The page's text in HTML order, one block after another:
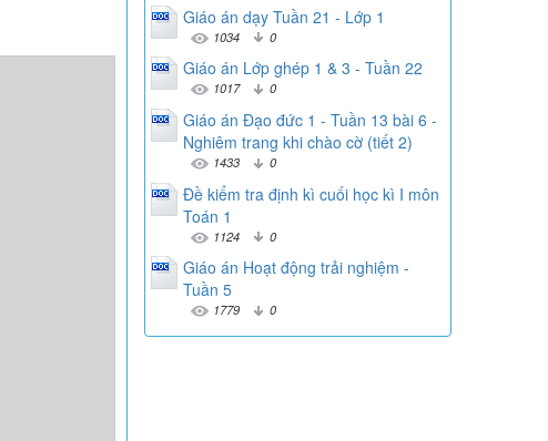
Giáo án dạy Tuần 21 - Lớp 1
1034 0
Giáo án Lớp ghép 1 & 3 - Tuần 22
1017 0
Giáo án Đạo đức 1 - Tuần 13 bài 6 -
Nghiêm trang khi chào cờ (tiết 2)
1433 0
Đề kiểm tra định kì cuối học kì I môn
Toán 1
1124 0
Giáo án Hoạt động trải nghiệm -
Tuần 5
1779 0